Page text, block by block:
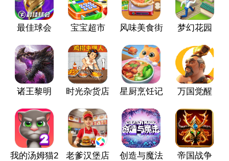
最佳球会 宝宝超市 风味美食街 梦幻花园
诸王黎明 时光杂货店 星厨烹饪记 万国觉醒
我的汤姆猫2 老爹汉堡店 创造与魔法 帝国战争